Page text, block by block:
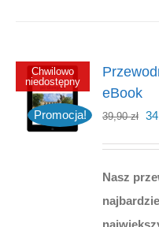
Chwilowo
niedostępny
Promocja!
eBook
39,90zł
Nasz